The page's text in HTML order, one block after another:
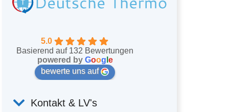
5.0
Basierend auf 132 Bewertungen
powered by Goog e
bewerte uns auf
Kontakt & LV's